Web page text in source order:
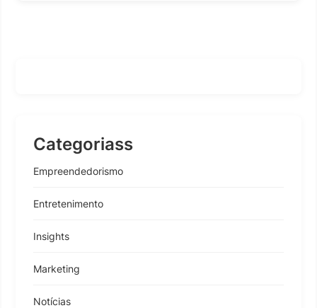
Categoriass
Empreendedorismo
Entretenimento
Insights
Marketing
Notícias